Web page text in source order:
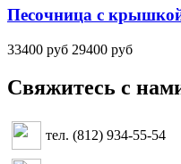
Песочница с
33400 руб 29400 руб
Свяжитесь с
тел. (812) 934-55-54